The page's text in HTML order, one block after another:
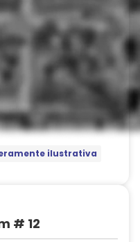
ilustrativa
# 12